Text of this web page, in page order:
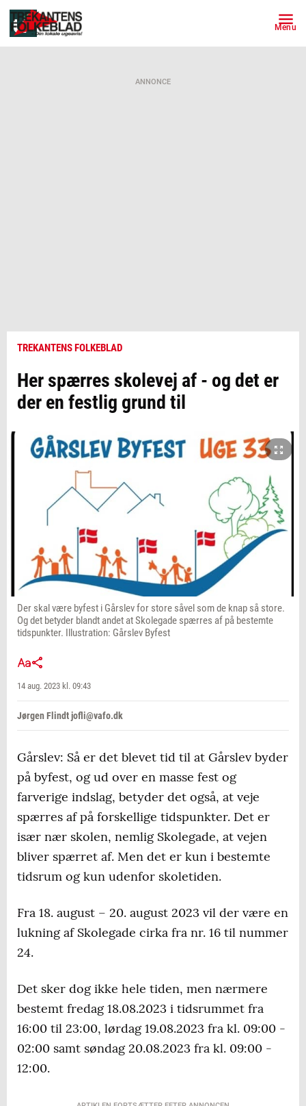
Menu
ANNONCE
TREKANTENS FOLKEBLAD
Her spærres skolevej af - og det er
der en festlig grund til
Der skal være byfest i Gårslev for store såvel som de knap så store.
Og det betyder blandt andet at Skolegade spærres af på bestemte
tidspunkter. Illustration: Gårslev Byfest
14 aug. 2023 kl. 09:43
Jørgen Flindt jofli@vafo.dk
Gårslev: Så er det blevet tid til at Gårslev byder
på byfest, og ud over en masse fest og
farverige indslag, betyder det også, at veje
spærres af på forskellige tidspunkter. Det er
især nær skolen, nemlig Skolegade, at vejen
bliver spærret af. Men det er kun i bestemte
tidsrum og kun udenfor skoletiden.
Fra 18. august – 20. august 2023 vil der være en
lukning af Skolegade cirka fra nr. 16 til nummer
24.
Det sker dog ikke hele tiden, men nærmere
bestemt fredag 18.08.2023 i tidsrummet fra
16:00 til 23:00, lørdag 19.08.2023 fra kl. 09:00 -
02:00 samt søndag 20.08.2023 fra kl. 09:00 -
12:00.